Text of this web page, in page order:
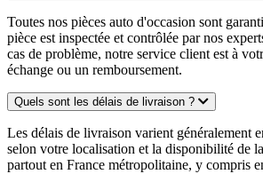
Toutes nos pièces auto d'occasion sont
pièce est inspectée et contrôlée par nos
cas de problème, notre service client est à
échange ou un remboursement.
Quels sont les délais de livraison ?
Les délais de livraison varient généralement
selon votre localisation et la disponibilité de
partout en France métropolitaine, y compris